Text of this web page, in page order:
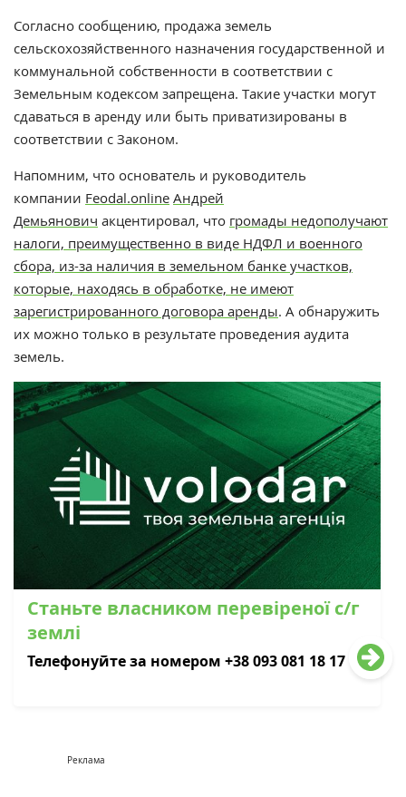
Согласно сообщению, продажа земель
сельскохозяйственного назначения государственной и
коммунальной собственности в соответствии с
Земельным кодексом запрещена. Такие участки могут
сдаваться в аренду или быть приватизированы в
соответствии с Законом.
Напомним, что основатель и руководитель
компании Feodal.online Андрей
Демьянович акцентировал, что громады недополучают
налоги, преимущественно в виде НДФЛ и военного
сбора, из-за наличия в земельном банке участков,
которые, находясь в обработке, не имеют
зарегистрированного договора аренды. А обнаружить
их можно только в результате проведения аудита
земель.
Станьте власником перевіреної с/г
землі
Телефонуйте за номером +38 093 081 18 17
Реклама